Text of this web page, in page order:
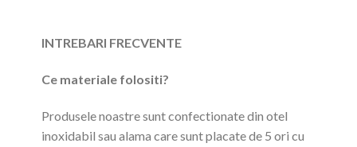
INTREBARI FRECVENTE
Ce materiale folositi?
Produsele noastre sunt confectionate din otel
inoxidabil sau alama care sunt placate de 5 ori cu